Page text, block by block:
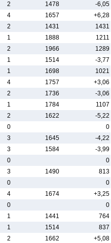
2 1478
-6,05
4 1657
+6,28
2 1431
1431
1 1888
1211
2 1966
1289
1 1514
-3,77
1 1698
1021
4 1757
+3,06
2 1736
-3,06
1 1784
1107
2 1622
-5,22
0
0
3 1645
-4,22
3 1584
-3,99
0
0
3 1490
813
0
0
4 1674
+3,25
0
0
1 1441
764
1 1514
837
2 1662
+5,08